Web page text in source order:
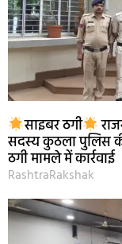
साइबर ठगी
सदस्य कुठला पुलिस
ठगी मामले में कार्रवाई
RashtraRakshak